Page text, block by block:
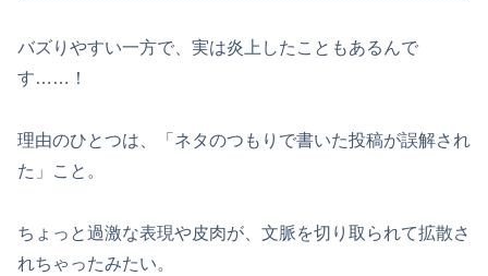
バズりやすい一方で、実は炎上したこともあるんで
す……！
理由のひとつは、「ネタのつもりで書いた投稿が誤解され
た」こと。
ちょっと過激な表現や皮肉が、文脈を切り取られて拡散さ
れちゃったみたい。